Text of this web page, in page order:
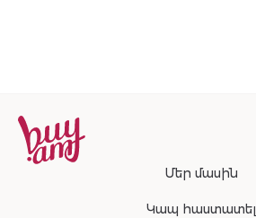
Մեր մասին
Կապ հաստատել